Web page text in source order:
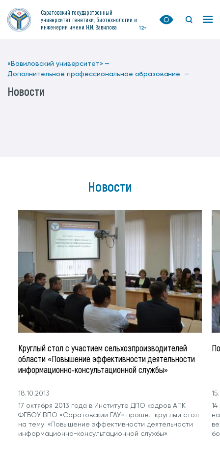
Саратовский государственный
университет генетики, биотехнологии и
инженерии имени Н.И. Вавилова
12+
«Вавиловский университет» —
Дополнительное профессиональное образование —
Новости
Новости
Круглый стол с участием сельхозпроизводителей
области «Повышение эффективности деятельности
информационно-консультационной службы»
18.10.2013
17 октября 2013 года в Институте ДПО кадров АПК
ФГБОУ ВПО «Саратовский ГАУ» прошел круглый стол
на тему: «Повышение эффективности деятельности
информационно-консультационной службы»